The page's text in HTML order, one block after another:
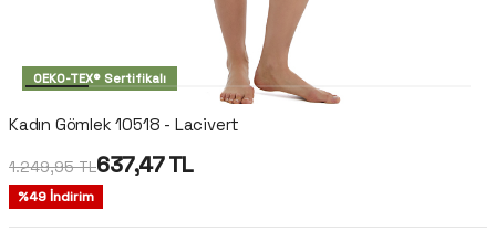
OEKO-TEX® Sertifikalı
Kadın Gömlek 10518 - Lacivert
1.249,95TL637,47TL
%49İndirim